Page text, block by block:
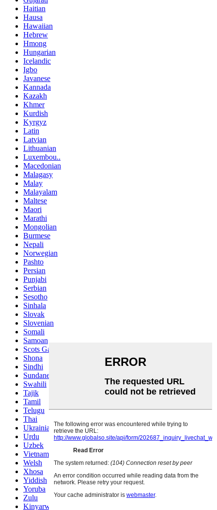
Haitian
Hausa
Hawaiian
Hebrew
Hmong
Hungarian
Icelandic
Igbo
Javanese
Kannada
Kazakh
Khmer
Kurdish
Kyrgyz
Latin
Latvian
Lithuanian
Luxembou..
Macedonian
Malagasy
Malay
Malayalam
Maltese
Maori
Marathi
Mongolian
Burmese
Nepali
Norwegian
Pashto
Persian
Punjabi
Serbian
Sesotho
Sinhala
Slovak
Slovenian
Somali
Samoan
Scots Gaelic
Shona
Sindhi
Sundanese
Swahili
Tajik
Tamil
Telugu
Thai
Ukrainian
Urdu
Uzbek
Vietnamese
Welsh
Xhosa
Yiddish
Yoruba
Zulu
Kinyarwanda